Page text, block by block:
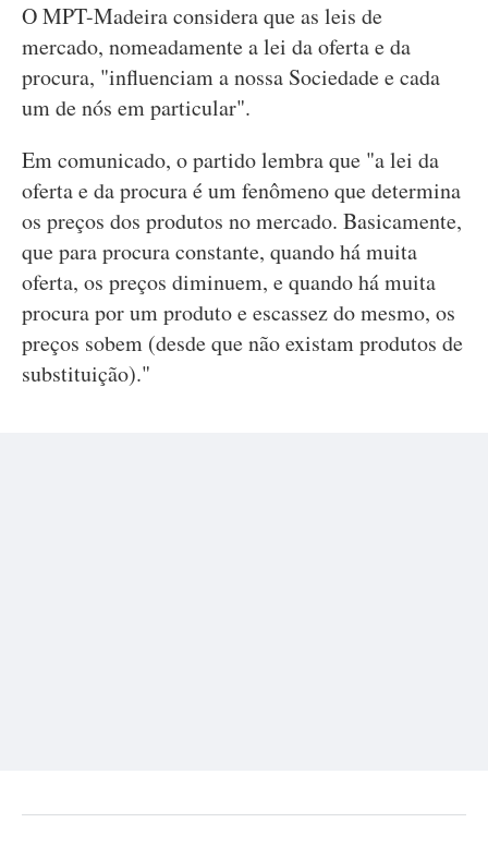
O MPT-Madeira considera que as leis de
mercado, nomeadamente a lei da oferta e da
procura, "influenciam a nossa Sociedade e cada
um de nós em particular".
Em comunicado, o partido lembra que "a lei da
oferta e da procura é um fenômeno que determina
os preços dos produtos no mercado. Basicamente,
que para procura constante, quando há muita
oferta, os preços diminuem, e quando há muita
procura por um produto e escassez do mesmo, os
preços sobem (desde que não existam produtos de
substituição)."